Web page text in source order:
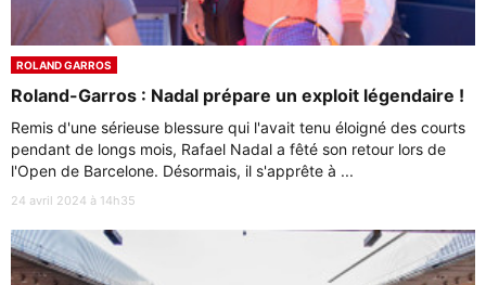
ROLAND GARROS
Roland-Garros : Nadal prépare un exploit légendaire !
Remis d'une sérieuse blessure qui l'avait tenu éloigné des courts
pendant de longs mois, Rafael Nadal a fêté son retour lors de
l'Open de Barcelone. Désormais, il s'apprête à ...
24 avril 2024 à 14h35